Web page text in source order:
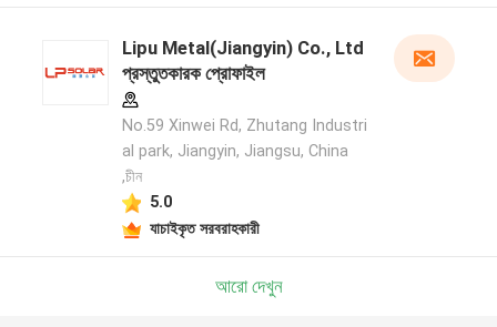
Lipu Metal(Jiangyin) Co., Ltd
প্রস্তুতকারক প্রোফাইল
No.59 Xinwei Rd, Zhutang Industri
al park, Jiangyin, Jiangsu, China
,চীন
5.0
যাচাইকৃত সরবরাহকারী
আরো দেখুন